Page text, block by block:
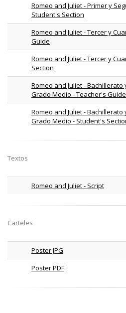
Romeo and Juliet - Primer y
Student's Section
Romeo and Juliet - Tercer y
Guide
Romeo and Juliet - Tercer y
Section
Romeo and Juliet - Bachillerato
Grado Medio - Teacher's Guide
Romeo and Juliet - Bachillerato
Grado Medio - Student's
Textos
Romeo and Juliet - Script
Carteles
Poster JPG
Poster PDF